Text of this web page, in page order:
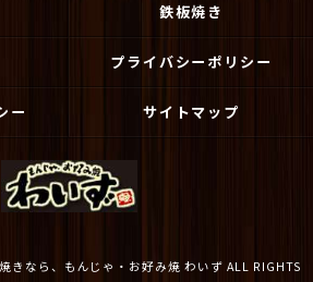
鉄板焼き
プライバシーポリシー
ー サイトマップ
きなら、もんじゃ・お好み焼 わいず ALL RIGHTS